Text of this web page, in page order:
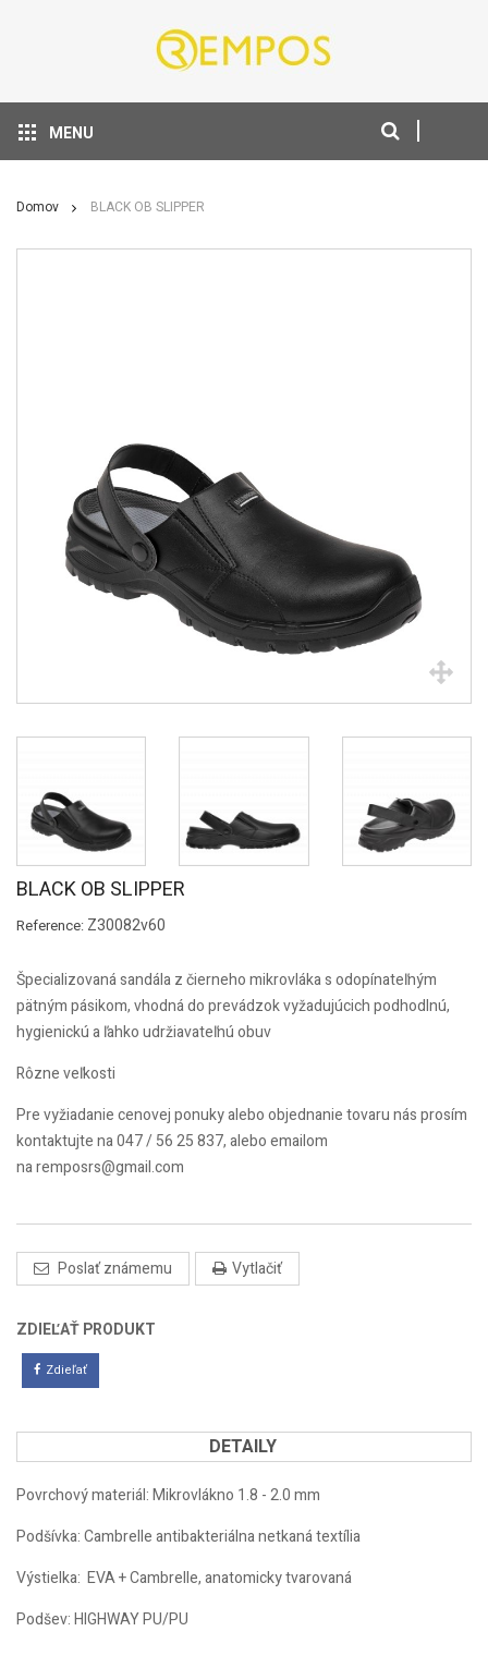
MENU
Domov BLACK OB SLIPPER
BLACK OB SLIPPER
Reference: Z30082v60
Špecializovaná sandála z čierneho mikrovláka s odopínateľným
pätným pásikom, vhodná do prevádzok vyžadujúcich podhodlnú,
hygienickú a ľahko udržiavateľnú obuv
Rôzne veľkosti
Pre vyžiadanie cenovej ponuky alebo objednanie tovaru nás prosím
kontaktujte na 047 / 56 25 837, alebo emailom
na remposrs@gmail.com
Poslať známemu Vytlačiť
ZDIEĽAŤ PRODUKT
Zdieľať
DETAILY
Povrchový materiál:Mikrovlákno 1.8 - 2.0 mm
Podšívka:Cambrelle antibakteriálna netkaná textília
Výstielka: EVA + Cambrelle, anatomicky tvarovaná
Podšev:HIGHWAY PU/PU